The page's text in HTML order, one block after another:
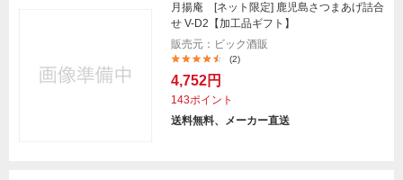
月揚庵 [ネット限定] 鹿児島さつまあげ詰合
せ V-D2【加工品ギフト】
販売元：ビック酒販
(2)
4,752円
143ポイント
送料無料、メーカー直送